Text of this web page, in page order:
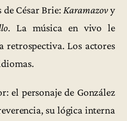
de César Brie:Karamazovy
. La música en vivo le
retrospectiva. Los actores
el personaje de González
su lógica interna